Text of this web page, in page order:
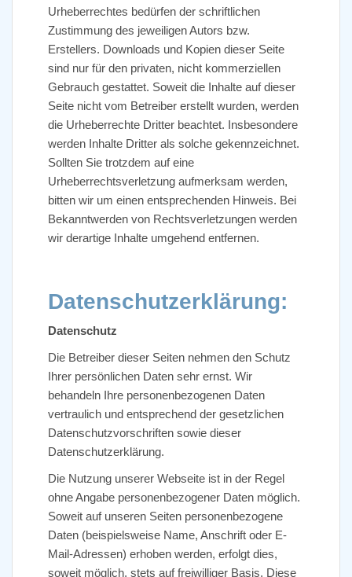
Urheberrechtes bedürfen der schriftlichen
Zustimmung des jeweiligen Autors bzw.
Erstellers. Downloads und Kopien dieser Seite
sind nur für den privaten, nicht kommerziellen
Gebrauch gestattet. Soweit die Inhalte auf dieser
Seite nicht vom Betreiber erstellt wurden, werden
die Urheberrechte Dritter beachtet. Insbesondere
werden Inhalte Dritter als solche gekennzeichnet.
Sollten Sie trotzdem auf eine
Urheberrechtsverletzung aufmerksam werden,
bitten wir um einen entsprechenden Hinweis. Bei
Bekanntwerden von Rechtsverletzungen werden
wir derartige Inhalte umgehend entfernen.
Datenschutzerklärung:
Datenschutz
Die Betreiber dieser Seiten nehmen den Schutz
Ihrer persönlichen Daten sehr ernst. Wir
behandeln Ihre personenbezogenen Daten
vertraulich und entsprechend der gesetzlichen
Datenschutzvorschriften sowie dieser
Datenschutzerklärung.
Die Nutzung unserer Webseite ist in der Regel
ohne Angabe personenbezogener Daten möglich.
Soweit auf unseren Seiten personenbezogene
Daten (beispielsweise Name, Anschrift oder E-
Mail-Adressen) erhoben werden, erfolgt dies,
soweit möglich, stets auf freiwilliger Basis. Diese